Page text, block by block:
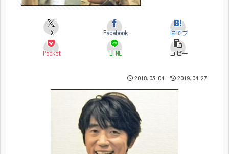
X Facebook はてブ
Pocket LINE コピー
2018.05.04 2019.04.27